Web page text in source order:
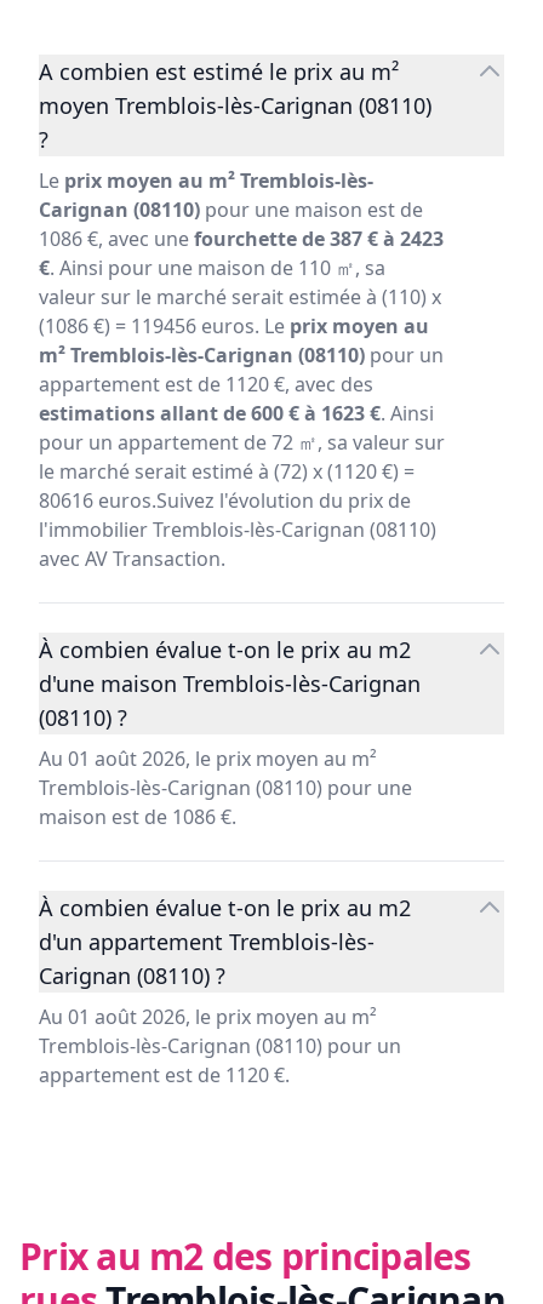
A combien est estimé le prix au m²
moyen Tremblois-lès-Carignan (08110)
?
Le prix moyen au m² Tremblois-lès-
Carignan (08110) pour une maison est de
1086 €, avec unefourchette de 387 € à 2423
€. Ainsi pour une maison de 110 ㎡, sa
valeur sur le marché serait estimée à (110) x
(1086 €) = 119456 euros. Le prix moyen au
m² Tremblois-lès-Carignan (08110) pour un
appartement est de 1120 €, avec des
estimations allant de 600 € à 1623 €. Ainsi
pour un appartement de 72 ㎡, sa valeur sur
le marché serait estimé à (72) x (1120 €) =
80616 euros.Suivez l'évolution du prix de
l'immobilier Tremblois-lès-Carignan (08110)
avec AV Transaction.
À combien évalue t-on le prix au m2
d'une maison Tremblois-lès-Carignan
(08110) ?
Au 01 août 2026, le prix moyen au m²
Tremblois-lès-Carignan (08110) pour une
maison est de 1086 €.
À combien évalue t-on le prix au m2
d'un appartement Tremblois-lès-
Carignan (08110) ?
Au 01 août 2026, le prix moyen au m²
Tremblois-lès-Carignan (08110) pour un
appartement est de 1120 €.
Prix au m2 des principales